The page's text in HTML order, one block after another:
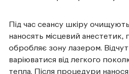
Під час сеансу шкіру
наносять місцевий анестетик,
обробляє зону лазером.
варіюватися від легкого
тепла. Після процедури